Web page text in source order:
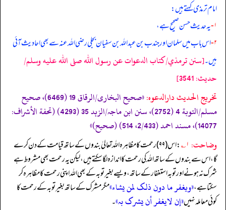
امام ترمذی کہتے ہیں:
۱- یہ حدیث حسن صحیح ہے،
۲- اس باب میں سلمان اور جندب بن عبداللہ بن سفیان بجلی رضی الله عنہ سے بھی احادیث آئی
ہیں۔[سنن ترمذي/كتاب الدعوات عن رسول الله صلى الله عليه وسلم/
حدیث: 3541]
تخریج الحدیث دارالدعوہ:
«صحیح البخاری/الرقاق 19 (6469)، صحیح
مسلم/التوبة 4 (2752)، سنن ابن ماجہ/الزہد 35 (4293) (تحفة الأشراف:
14077)، مسند احمد (2/433، 514) (صحیح)»
وضاحت: ۱؎
: اس (۹۹) رحمت کا مظاہرہ اللہ تعالیٰ بندوں کے ساتھ قیامت کے دن کرے
گا، اس سے بندوں کے ساتھ اللہ کی رحمت کا اندازہ لگا سکتے ہیں، لیکن یہ رحمت بھی مشروط ہے
شرک نہ ہونے اور توبہ استغفار کے ساتھ، ویسے بغیر توبہ کے بھی اللہ اپنی رحمت کا مظاہرہ کر
سکتا ہے،«ویغفر ما دون ذلک لمن یشاء»مگر مشرک کے ساتھ بغیر توبہ کے رحمت کا
کوئی معاملہ نہیں«إن لایغفر أن یشرک بہ»۔